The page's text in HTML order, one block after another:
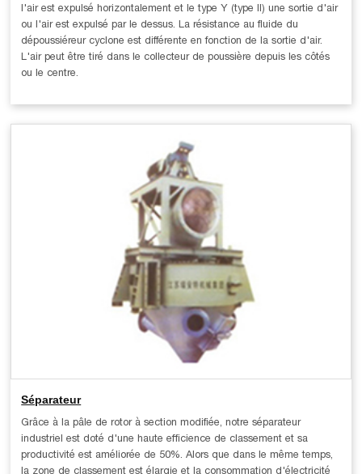
l'air est expulsé horizontalement et le type Y (type II) une sortie d'air
ou l'air est expulsé par le dessus. La résistance au fluide du
dépoussiéreur cyclone est différente en fonction de la sortie d'air.
L'air peut être tiré dans le collecteur de poussière depuis les côtés
ou le centre.
Séparateur
Grâce à la pâle de rotor à section modifiée, notre séparateur
industriel est doté d'une haute efficience de classement et sa
productivité est améliorée de 50%. Alors que dans le même temps,
la zone de classement est élargie et la consommation d'électricité